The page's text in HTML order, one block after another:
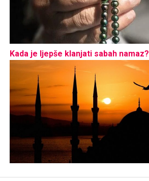
Kada je ljepše klanjati sabah namaz?